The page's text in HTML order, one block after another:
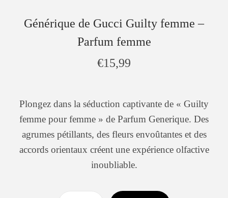
Générique de Gucci Guilty femme –
Parfum femme
€15,99
Plongez dans la séduction captivante de « Guilty
femme pour femme » de Parfum Generique. Des
agrumes pétillants, des fleurs envoûtantes et des
accords orientaux créent une expérience olfactive
inoubliable.